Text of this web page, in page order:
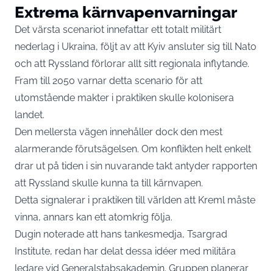
Extrema kärnvapenvarningar
Det värsta scenariot innefattar ett totalt militärt
nederlag i Ukraina, följt av att Kyiv ansluter sig till Nato
och att Ryssland förlorar allt sitt regionala inflytande.
Fram till 2050 varnar detta scenario för att
utomstående makter i praktiken skulle kolonisera
landet.
Den mellersta vägen innehåller dock den mest
alarmerande förutsägelsen. Om konflikten helt enkelt
drar ut på tiden i sin nuvarande takt antyder rapporten
att Ryssland skulle kunna ta till kärnvapen.
Detta signalerar i praktiken till världen att Kreml måste
vinna, annars kan ett atomkrig följa.
Dugin noterade att hans tankesmedja, Tsargrad
Institute, redan har delat dessa idéer med militära
ledare vid Generalstabsakademin. Gruppen planerar